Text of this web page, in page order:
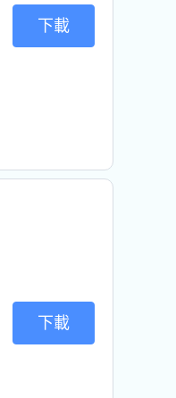
下載
下載